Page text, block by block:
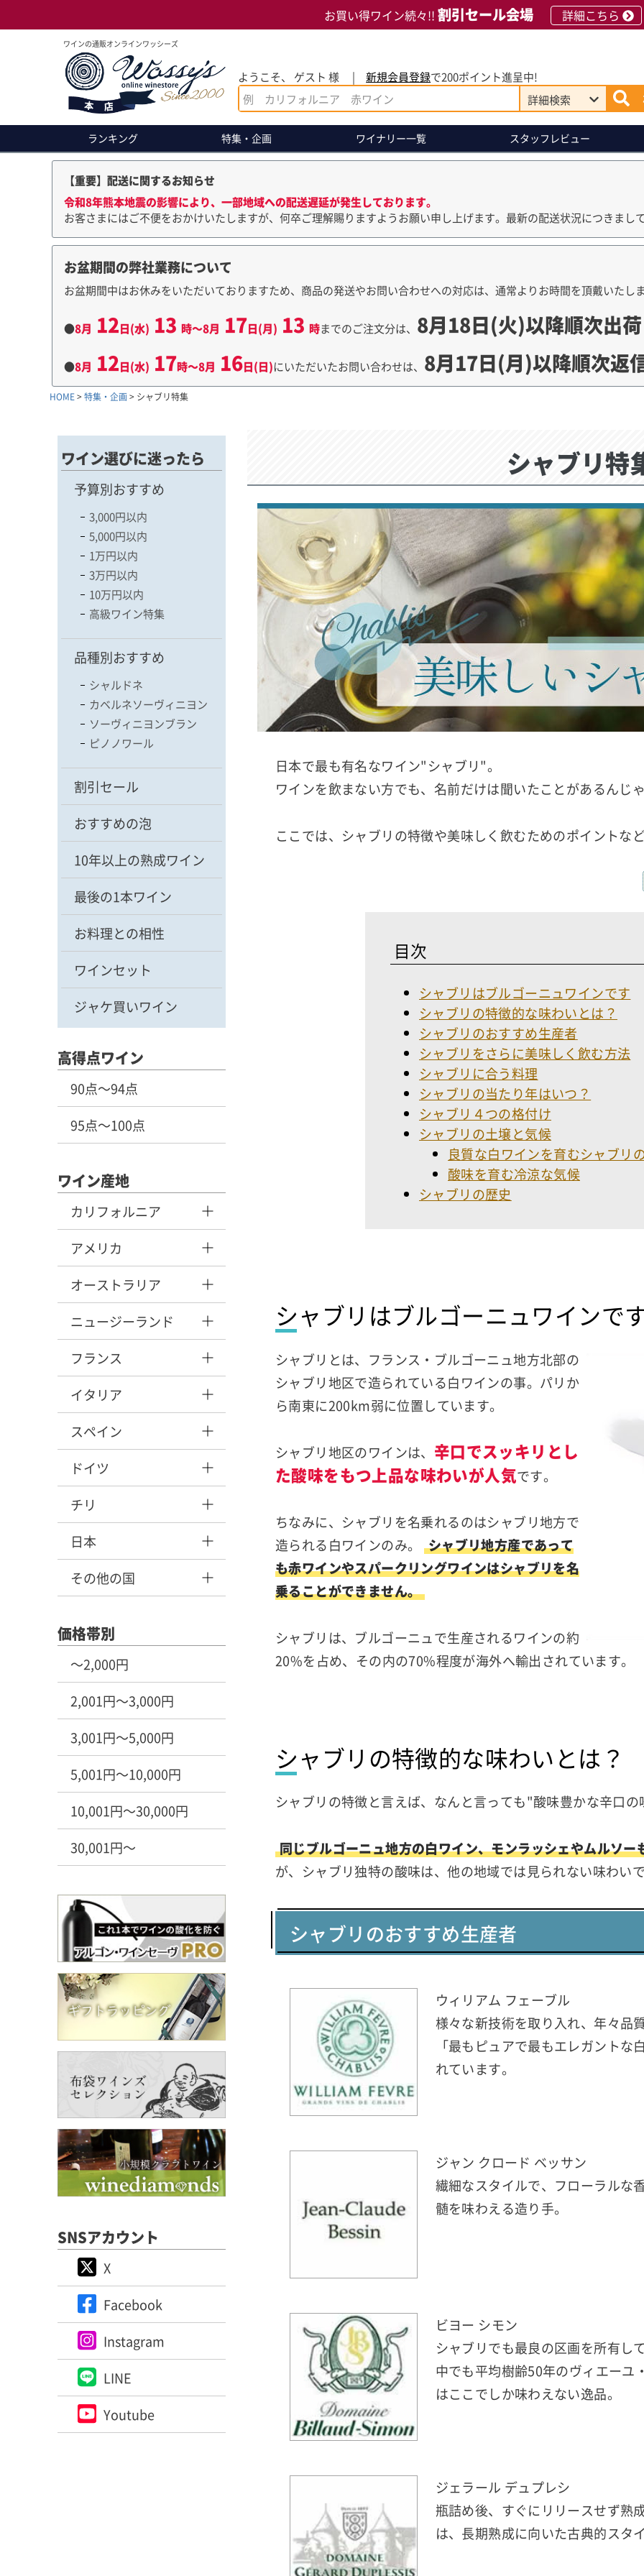
お買い得ワイン続々!! 割引セール会場 詳細こちら
ワインの通販オンラインワッシーズ
ようこそ、 ゲスト 様 新規会員登録で200ポイント進呈中!
詳細検索
ランキング 特集・企画 ワイナリー一覧 スタッフレビュー
【重要】配送に関するお知らせ
令和8年熊本地震の影響により、一部地域への配送遅延が発生しております。
お客さまにはご不便をおかけいたしますが、何卒ご理解賜りますようお願い申し上げます。最新の配送状況につきまし
お盆期間の弊社業務について
お盆期間中はお休みをいただいておりますため、商品の発送やお問い合わせへの対応は、通常よりお時間を頂戴いたし
●8月 12日(水) 13 時～8月 17日(月) 13 時までのご注文分は、 8月18日(火)以降順次出
●8月 12日(水) 17時～8月 16日(日)にいただいたお問い合わせは、 8月17日(月)以降順次返
HOME 特集・企画 シャブリ特集
ワイン選びに迷ったら
予算別おすすめ
3,000円以内
5,000円以内
1万円以内
3万円以内
10万円以内
高級ワイン特集
品種別おすすめ
シャルドネ
カベルネソーヴィニヨン
ソーヴィニヨンブラン
ピノノワール
割引セール
おすすめの泡
10年以上の熟成ワイン
最後の1本ワイン
お料理との相性
ワインセット
ジャケ買いワイン
高得点ワイン
90点～94点
95点～100点
ワイン産地
カリフォルニア
アメリカ
オーストラリア
ニュージーランド
フランス
イタリア
スペイン
ドイツ
チリ
日本
その他の国
価格帯別
～2,000円
2,001円～3,000円
3,001円～5,000円
5,001円～10,000円
10,001円～30,000円
30,001円～
SNSアカウント
X
Facebook
Instagram
LINE
Youtube
シャブリ特
日本で最も有名なワイン"シャブリ"。
ワインを飲まない方でも、名前だけは聞いたことがあるんじ
ここでは、シャブリの特徴や美味しく飲むためのポイントな
目次
シャブリはブルゴーニュワインです
シャブリの特徴的な味わいとは？
シャブリのおすすめ生産者
シャブリをさらに美味しく飲む方法
シャブリに合う料理
シャブリの当たり年はいつ？
シャブリ４つの格付け
シャブリの土壌と気候
良質な白ワインを育むシャブリ
酸味を育む冷涼な気候
シャブリの歴史
シャブリはブルゴーニュワインで
シャブリとは、フランス・ブルゴーニュ地方北部の
シャブリ地区で造られている白ワインの事。パリか
ら南東に200km弱に位置しています。
シャブリ地区のワインは、 辛口でスッキリとし
た酸味をもつ上品な味わいが人気です。
ちなみに、シャブリを名乗れるのはシャブリ地方で
造られる白ワインのみ。
シャブリ地方産であって
も赤ワインやスパークリングワインはシャブリを名
乗ることができません。
シャブリは、ブルゴーニュで生産されるワインの約
20%を占め、その内の70%程度が海外へ輸出されています。
シャブリの特徴的な味わいとは？
シャブリの特徴と言えば、なんと言っても"酸味豊かな辛口
同じブルゴーニュ地方の白ワイン、モンラッシェやムルソ
が、シャブリ独特の酸味は、他の地域では見られない味わい
シャブリのおすすめ生産者
ウィリアム フェーブル
様々な新技術を取り入れ、年々品
「最もピュアで最もエレガント
れています。
ジャン クロード ベッサン
繊細なスタイルで、フローラルな
髄を味わえる造り手。
ビヨー シモン
シャブリでも最良の区画を所有し
中でも平均樹齢50年のヴィエーユ
はここでしか味わえない逸品。
ジェラール デュプレシ
瓶詰め後、すぐにリリースせず熟
は、長期熟成に向いた古典的スタ